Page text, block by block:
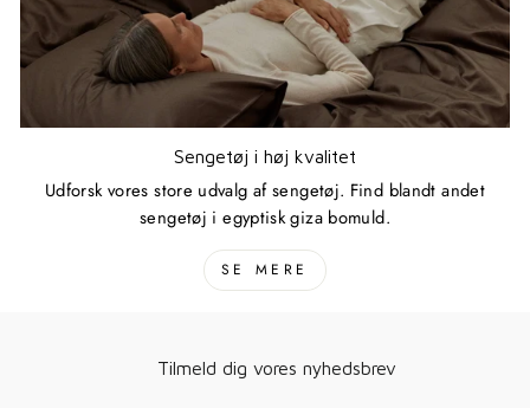
Sengetøj i høj kvalitet
Udforsk vores store udvalg af sengetøj. Find blandt andet
sengetøj i egyptisk giza bomuld.
SE MERE
Tilmeld dig vores nyhedsbrev